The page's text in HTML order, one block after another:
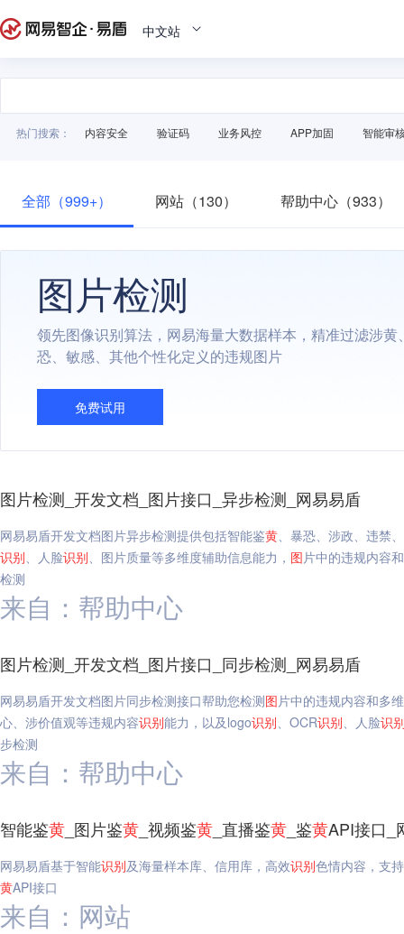
中文站
热门搜索： 内容安全 验证码 业务风控 APP加固 智能审
全部（999+） 网站（130） 帮助中心（933）
图片检测
领先图像识别算法，网易海量大数据样本，精准过滤涉黄
恐、敏感、其他个性化定义的违规图片
免费试用
图片检测_开发文档_图片接口_异步检测_网易易盾
网易易盾开发文档图片异步检测提供包括智能鉴黄、暴恐、涉政、违禁
识别、人脸识别、图片质量等多维度辅助信息能力， 图片中的违规内容
检测
来自：帮助中心
图片检测_开发文档_图片接口_同步检测_网易易盾
网易易盾开发文档图片同步检测接口帮助您检测图片中的违规内容和多
心、涉价值观等违规内容识别能力，以及logo识别、OCR识别、人脸识
步检测
来自：帮助中心
智能鉴黄 _图片鉴黄 _视频鉴黄 _直播鉴黄 _鉴黄API接口_
网易易盾基于智能识别及海量样本库、信用库，高效识别色情内容，支
黄API接口
来自：网站